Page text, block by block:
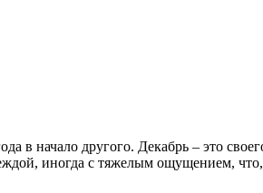
в начало другого. Декабрь – это
иногда с тяжелым ощущением,